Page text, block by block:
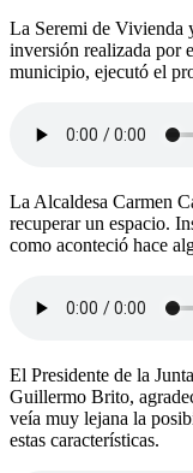
La Seremi de Vivienda
inversión realizada por
municipio, ejecutó el
La Alcaldesa Carmen
recuperar un espacio.
como aconteció hace
El Presidente de la
Guillermo Brito,
veía muy lejana la
estas características.